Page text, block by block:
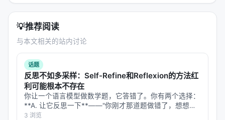
💡推荐阅读
与本文相关的站内讨论
话题
反思不如多采样：Self-Refine和Reflexion的方法红
利可能根本不存在
你让一个语言模型做数学题，它答错了。你有两个选择：
**A. 让它反思一下**——"你刚才那道题做错了，想想为
什么，再试一次。" **B. 让它再做一遍**——同样的题，
3 浏览